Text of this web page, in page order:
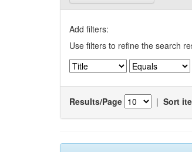
Add filters:
Use filters to refine the search
Results/Page | Sort